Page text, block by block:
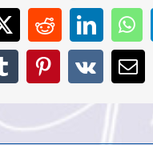
X RedditLinkedIn
TumblrPinterest
Vk